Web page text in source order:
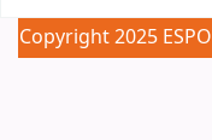
Copyright 2025